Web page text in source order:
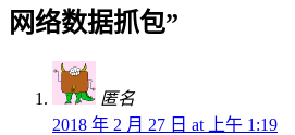
网络数据抓包”
匿名
2018 年 2 月 27 日 at 上午 1:19